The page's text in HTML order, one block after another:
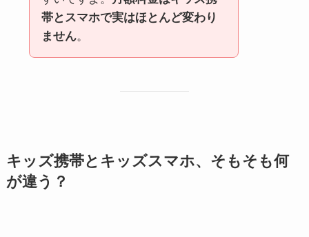
帯とスマホで実はほとんど変わり
ません。
キッズ携帯とキッズスマホ、そもそも何
が違う？